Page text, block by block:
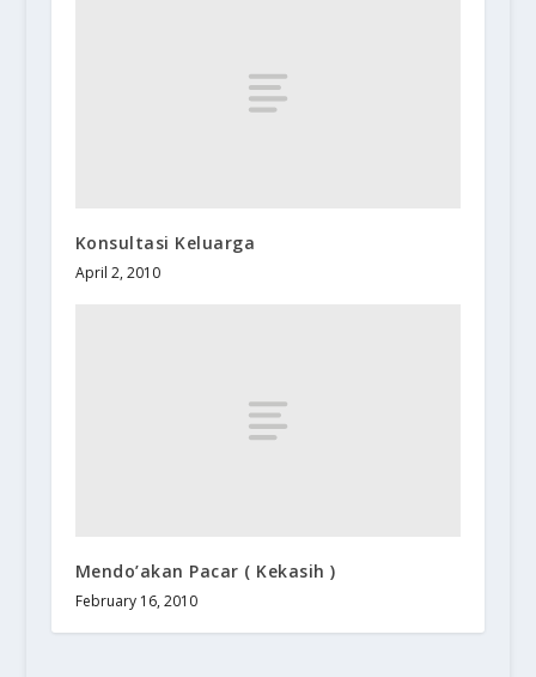
Konsultasi Keluarga
April 2, 2010
Mendo’akan Pacar ( Kekasih )
February 16, 2010